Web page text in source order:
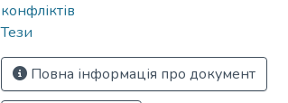
конфліктів
Тези
Повна інформація про документ